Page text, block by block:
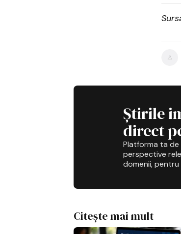
Știrile
direct
Platforma ta de
perspective
domenii,
Citește mai mult